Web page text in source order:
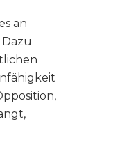
an